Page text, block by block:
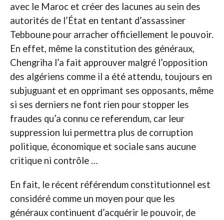
avec le Maroc et créer des lacunes au sein des
autorités de l’État en tentant d’assassiner
Tebboune pour arracher officiellement le pouvoir.
En effet, même la constitution des généraux,
Chengriha l’a fait approuver malgré l’opposition
des algériens comme il a été attendu, toujours en
subjuguant et en opprimant ses opposants, même
si ses derniers ne font rien pour stopper les
fraudes qu’a connu ce referendum, car leur
suppression lui permettra plus de corruption
politique, économique et sociale sans aucune
critique ni contrôle …
En fait, le récent référendum constitutionnel est
considéré comme un moyen pour que les
généraux continuent d’acquérir le pouvoir, de